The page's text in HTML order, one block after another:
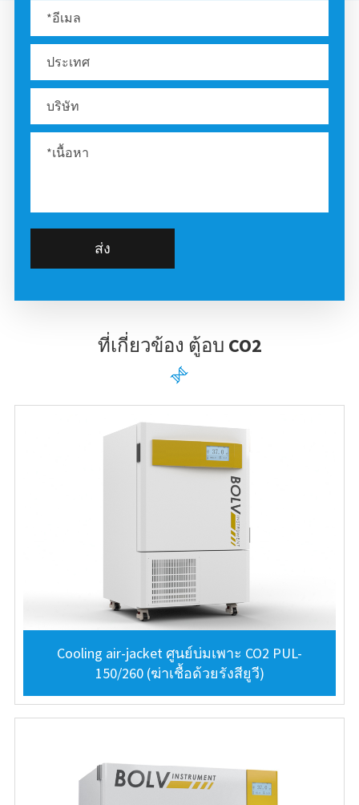
ส่ง
ที่เกี่ยวข้อง ตู้อบ CO2

Cooling air-jacket ศูนย์บ่มเพาะ CO2 PUL-
150/260 (ฆ่าเชื้อด้วยรังสียูวี)